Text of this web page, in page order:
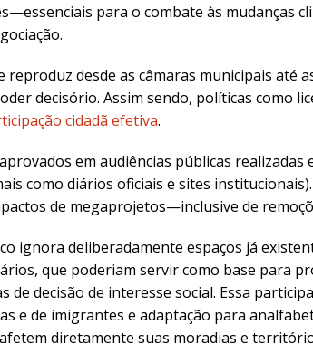
para o combate às mudanças
reproduz desde as câmaras municipais até
decisório. Assim sendo, políticas como
cidadã efetiva.
em audiências públicas
como diários oficiais e sites
de megaprojetos—inclusive de
ignora deliberadamente espaços já
que poderiam servir como base para
de decisão de interesse social. Essa
e de imigrantes e adaptação para
diretamente suas moradias e